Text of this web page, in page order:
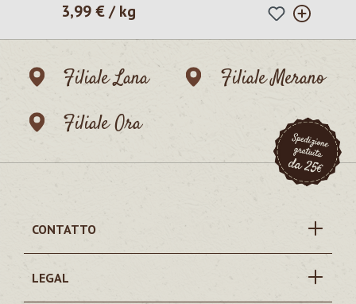
Prezzo normale:
3,99 € / kg
Filiale Lana
Filiale Merano
Filiale Ora
CONTATTO
LEGAL